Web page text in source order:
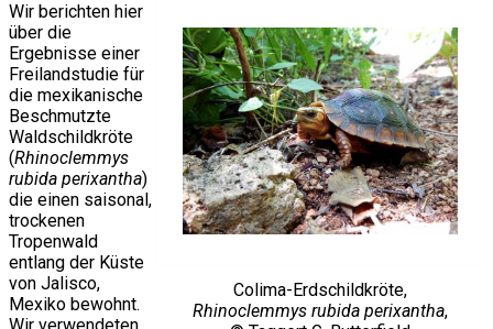
Colima-Erdschildkröte,
Rhinoclemmys rubida perixantha,
Wir berichten hier
über die
Ergebnisse einer
Freilandstudie für
die mexikanische
Beschmutzte
Waldschildkröte
(Rhinoclemmys
rubida perixantha)
die einen saisonal,
trockenen
Tropenwald
entlang der Küste
von Jalisco,
Mexiko bewohnt.